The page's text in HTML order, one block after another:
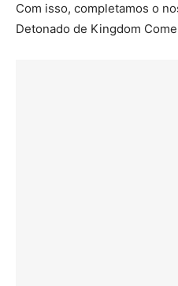
Com isso, completamos o
Detonado de Kingdom